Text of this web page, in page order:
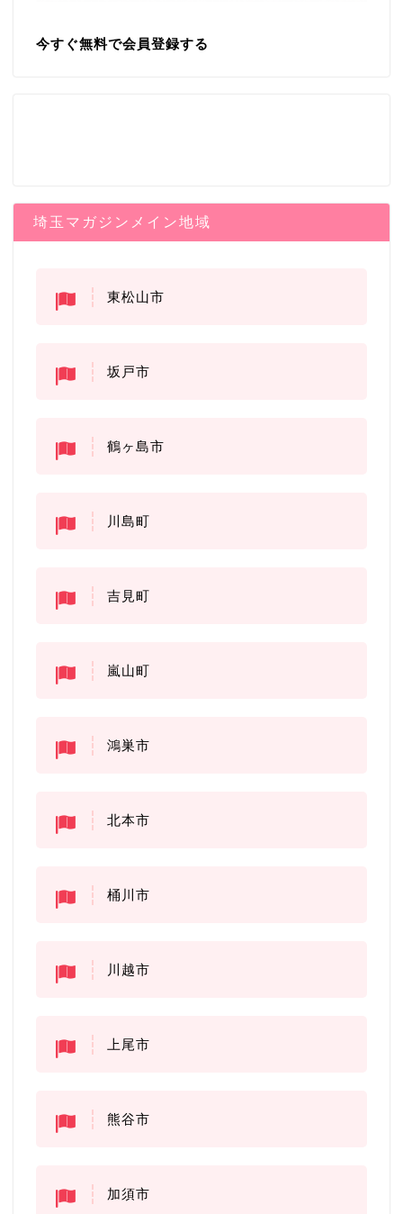
今すぐ無料で会員登録する
埼玉マガジンメイン地域
東松山市
坂戸市
鶴ヶ島市
川島町
吉見町
嵐山町
鴻巣市
北本市
桶川市
川越市
上尾市
熊谷市
加須市